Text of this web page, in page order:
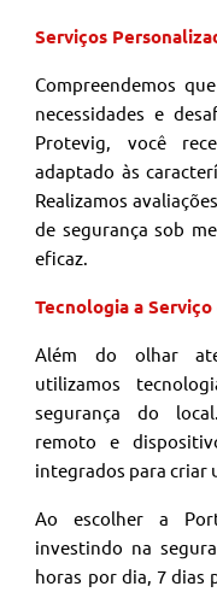
Serviços
Compreendemos
necessidades e
Protevig, você
adaptado às
Realizamos
de segurança sob
eficaz.
Tecnologia a
Além do olhar
utilizamos
segurança do
remoto e
integrados para criar
Ao escolher a
investindo na
horas por dia, 7 dias